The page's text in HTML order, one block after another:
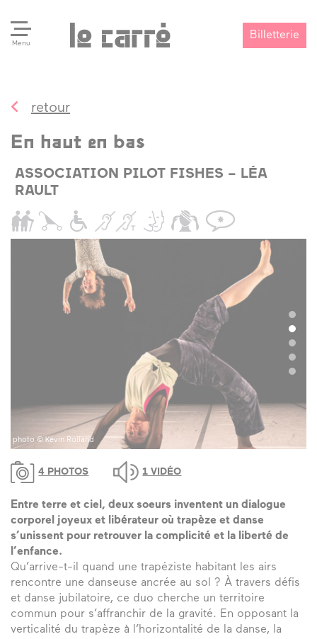
Menu
Billetterie
retour
En haut en bas
ASSOCIATION PILOT FISHES – LÉA
RAULT
photo © Kévin Rolland
4 PHOTOS 1 VIDÉO
Entre terre et ciel, deux soeurs inventent un dialogue
corporel joyeux et libérateur où trapèze et danse
s’unissent pour retrouver la complicité et la liberté de
l’enfance.
Qu’arrive-t-il quand une trapéziste habitant les airs
rencontre une danseuse ancrée au sol ? À travers défis
et danse jubilatoire, ce duo cherche un territoire
commun pour s’affranchir de la gravité. En opposant la
verticalité du trapèze à l’horizontalité de la danse, la